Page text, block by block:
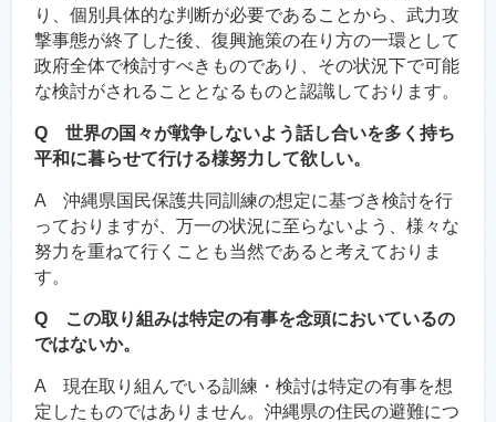
り、個別具体的な判断が必要であることから、武力攻
撃事態が終了した後、復興施策の在り方の一環として
政府全体で検討すべきものであり、その状況下で可能
な検討がされることとなるものと認識しております。
Q 世界の国々が戦争しないよう話し合いを多く持ち
平和に暮らせて行ける様努力して欲しい。
A 沖縄県国民保護共同訓練の想定に基づき検討を行
っておりますが、万一の状況に至らないよう、様々な
努力を重ねて行くことも当然であると考えておりま
す。
Q この取り組みは特定の有事を念頭においているの
ではないか。
A 現在取り組んでいる訓練・検討は特定の有事を想
定したものではありません。沖縄県の住民の避難につ